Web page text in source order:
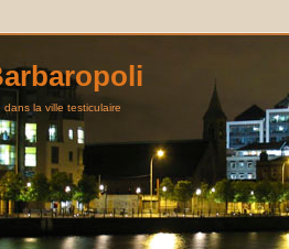
la ville testiculaire